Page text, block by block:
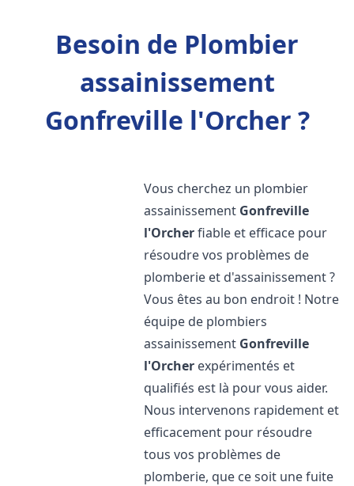
Besoin de Plombier
assainissement
Gonfreville l'Orcher ?
Vous cherchez un plombier
assainissement Gonfreville
l'Orcherfiable et efficace pour
résoudre vos problèmes de
plomberie et d'assainissement ?
Vous êtes au bon endroit ! Notre
équipe de plombiers
assainissement Gonfreville
l'Orcher expérimentés et
qualifiés est là pour vous aider.
Nous intervenons rapidement et
efficacement pour résoudre
tous vos problèmes de
plomberie, que ce soit une fuite